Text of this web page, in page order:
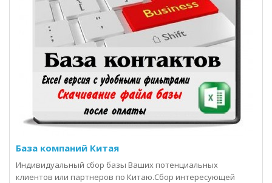
База компаний Китая
Индивидуальный сбор базы Ваших потенциальных
клиентов или партнеров по Китаю.Сбор интересующей